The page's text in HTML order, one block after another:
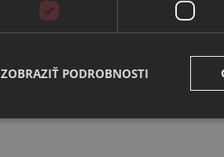
ZOBRAZIŤ PODROBNOSTI